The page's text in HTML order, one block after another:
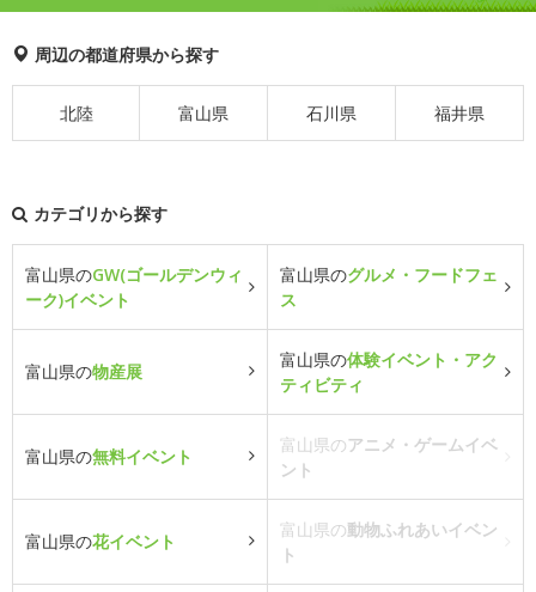
周辺の都道府県から探す
北陸 富山県 石川県 福井県
カテゴリから探す
富山県のGW(ゴールデンウィ
ーク)イベント
富山県のグルメ・フードフェ
ス
富山県の物産展
富山県の体験イベント・アク
ティビティ
富山県の無料イベント
富山県のアニメ・ゲームイベ
ント
富山県の花イベント
富山県の動物ふれあいイベン
ト